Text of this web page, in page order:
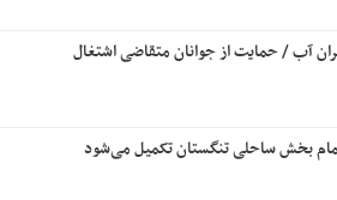
آب / حمایت از جوانان متقاضی اشتغال
بخش ساحلی تنگستان تکمیل می‌شود